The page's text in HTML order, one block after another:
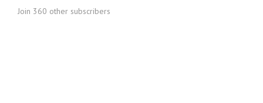
Join 360 other subscribers